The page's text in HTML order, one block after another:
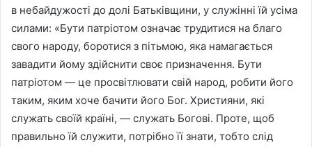
в небайдужості до долі Батьківщини, у служінні їй усіма
силами: «Бути патріотом означає трудитися на благо
свого народу, боротися з пітьмою, яка намагається
завадити йому здійснити своє призначення. Бути
патріотом — це просвітлювати свій народ, робити його
таким, яким хоче бачити його Бог. Християни, які
служать своїй країні, — служать Богові. Проте, щоб
правильно їй служити, потрібно її знати, тобто слід